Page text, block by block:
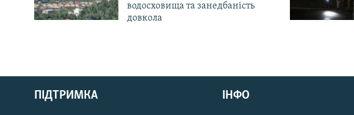
Русский
Qırımtatar
водосховища та занедбаність
довкола
ПІДТРИМКА ІНФО